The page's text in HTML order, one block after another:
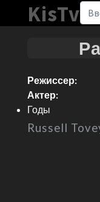
KisTv
Режиссер:
Актер:
Годы
Russell